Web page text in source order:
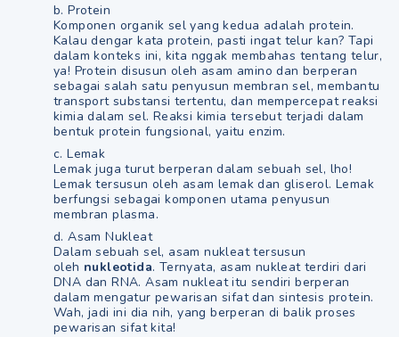
b. Protein
Komponen organik sel yang kedua adalah protein.
Kalau dengar kata protein, pasti ingat telur kan? Tapi
dalam konteks ini, kita nggak membahas tentang telur,
ya! Protein disusun oleh asam amino dan berperan
sebagai salah satu penyusun membran sel, membantu
transport substansi tertentu, dan mempercepat reaksi
kimia dalam sel. Reaksi kimia tersebut terjadi dalam
bentuk protein fungsional, yaitu enzim.
c. Lemak
Lemak juga turut berperan dalam sebuah sel, lho!
Lemak tersusun oleh asam lemak dan gliserol. Lemak
berfungsi sebagai komponen utama penyusun
membran plasma.
d. Asam Nukleat
Dalam sebuah sel, asam nukleat tersusun
oleh nukleotida. Ternyata, asam nukleat terdiri dari
DNA dan RNA. Asam nukleat itu sendiri berperan
dalam mengatur pewarisan sifat dan sintesis protein.
Wah, jadi ini dia nih, yang berperan di balik proses
pewarisan sifat kita!